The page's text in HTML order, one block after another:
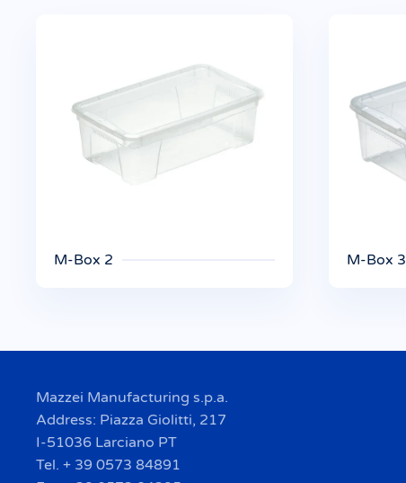
M-Box 2 M-Box 3
Mazzei Manufacturing s.p.a.
Address: Piazza Giolitti, 217
I-51036 Larciano PT
Tel. + 39 0573 84891